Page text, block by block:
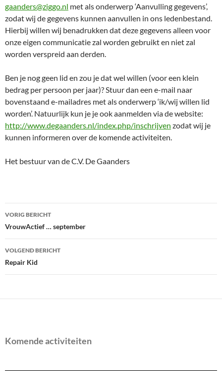
gaanders@ziggo.nl met als onderwerp ‘Aanvulling gegevens’,
zodat wij de gegevens kunnen aanvullen in ons ledenbestand.
Hierbij willen wij benadrukken dat deze gegevens alleen voor
onze eigen communicatie zal worden gebruikt en niet zal
worden verspreid aan derden.
Ben je nog geen lid en zou je dat wel willen (voor een klein
bedrag per persoon per jaar)? Stuur dan een e-mail naar
bovenstaand e-mailadres met als onderwerp ‘ik/wij willen lid
worden’. Natuurlijk kun je je ook aanmelden via de website:
http://www.degaanders.nl/index.php/inschrijven zodat wij je
kunnen informeren over de komende activiteiten.
Het bestuur van de C.V. De Gaanders
Bericht
navigatie
VORIG BERICHT
VrouwActief … september
VOLGEND BERICHT
Repair Kid
Komende activiteiten